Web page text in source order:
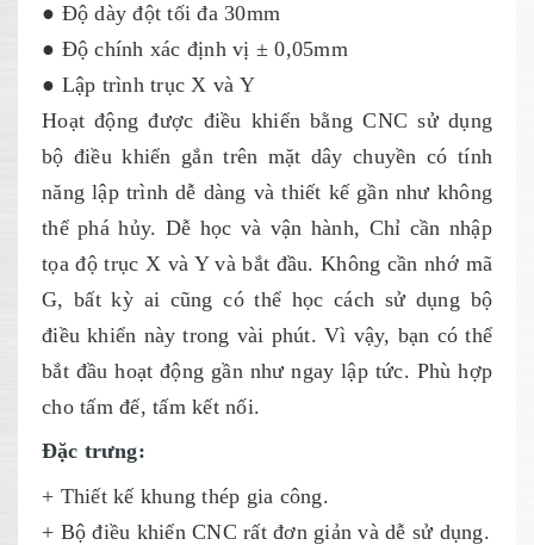
● Độ dày đột tối đa 30mm
● Độ chính xác định vị ± 0,05mm
● Lập trình trục X và Y
Hoạt động được điều khiển bằng CNC sử dụng
bộ điều khiển gắn trên mặt dây chuyền có tính
năng lập trình dễ dàng và thiết kế gần như không
thể phá hủy. Dễ học và vận hành, Chỉ cần nhập
tọa độ trục X và Y và bắt đầu. Không cần nhớ mã
G, bất kỳ ai cũng có thể học cách sử dụng bộ
điều khiển này trong vài phút. Vì vậy, bạn có thể
bắt đầu hoạt động gần như ngay lập tức. Phù hợp
cho tấm đế, tấm kết nối.
Đặc trưng:
+ Thiết kế khung thép gia công.
+ Bộ điều khiển CNC rất đơn giản và dễ sử dụng.